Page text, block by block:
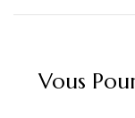
Vous